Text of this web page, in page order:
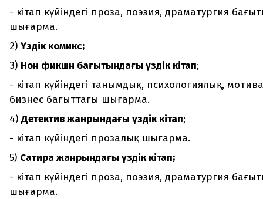
- кітап күйіндегі проза, поэзия, драматургия
шығарма.
2) Үздік комикс;
3) Нон фикшн бағытындағы үздік кітап;
- кітап күйіндегі танымдық, психологиялық,
бизнес бағыттағы шығарма.
4) Детектив жанрындағы үздік кітап;
- кітап күйіндегі прозалық шығарма.
5) Сатира жанрындағы үздік кітап;
- кітап күйіндегі проза, поэзия, драматургия
шығарма.